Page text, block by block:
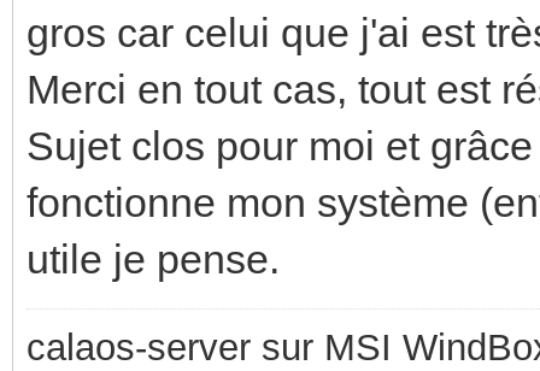
gros car celui que j'ai est
Merci en tout cas, tout est
Sujet clos pour moi et
fonctionne mon système
utile je pense.
calaos-server sur MSI